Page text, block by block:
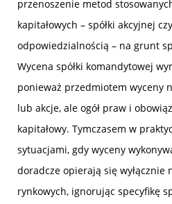
przenoszenie metod
kapitałowych – spółki akcyjnej
odpowiedzialnością – na grunt
Wycena spółki komandytowej
ponieważ przedmiotem wyceny
lub akcje, ale ogół praw i
kapitałowy. Tymczasem w
sytuacjami, gdy wyceny
doradcze opierają się wyłącznie
rynkowych, ignorując specyfikę